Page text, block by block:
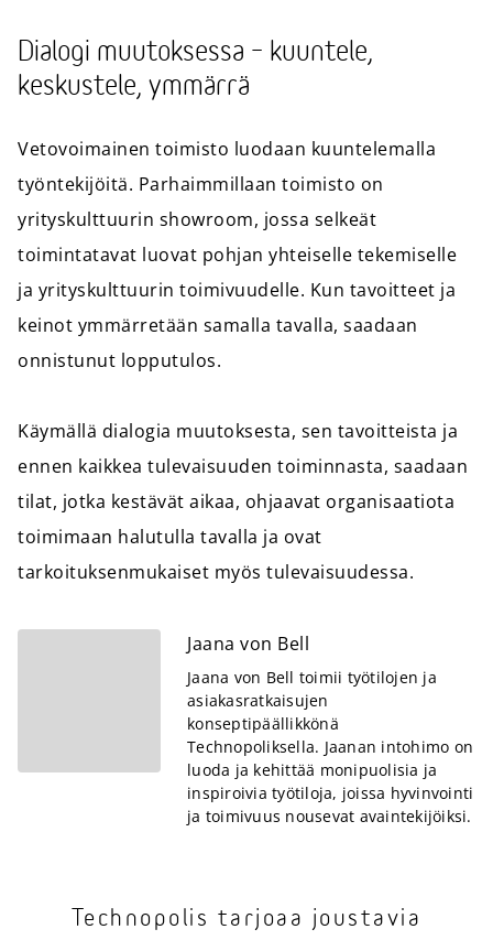
Dialogi muutoksessa – kuuntele,
keskustele, ymmärrä
Vetovoimainen toimisto luodaan kuuntelemalla
työntekijöitä. Parhaimmillaan toimisto on
yrityskulttuurin showroom, jossa selkeät
toimintatavat luovat pohjan yhteiselle tekemiselle
ja yrityskulttuurin toimivuudelle. Kun tavoitteet ja
keinot ymmärretään samalla tavalla, saadaan
onnistunut lopputulos.
Käymällä dialogia muutoksesta, sen tavoitteista ja
ennen kaikkea tulevaisuuden toiminnasta, saadaan
tilat, jotka kestävät aikaa, ohjaavat organisaatiota
toimimaan halutulla tavalla ja ovat
tarkoituksenmukaiset myös tulevaisuudessa.
Jaana von Bell
Jaana von Bell toimii työtilojen ja
asiakasratkaisujen
konseptipäällikkönä
Technopoliksella. Jaanan intohimo on
luoda ja kehittää monipuolisia ja
inspiroivia työtiloja, joissa hyvinvointi
ja toimivuus nousevat avaintekijöiksi.
Technopolis tarjoaa joustavia